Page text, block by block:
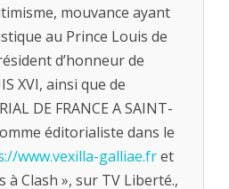
mouvance ayant
au Prince Louis de
d’honneur de
XVI, ainsi que de
DE FRANCE A SAINT-
éditorialiste dans le
www.vexilla-galliae.fret
à Clash », sur TV Liberté.,